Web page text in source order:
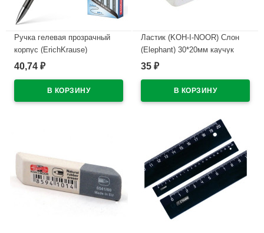
Ручка гелевая прозрачный
корпус (ErichKrause)
Оригинал (Original) R-301
40,74 ₽
Ластик (KOH-I-NOOR) Слон
(Elephant) 30*20мм каучук
арт.300/60
35 ₽